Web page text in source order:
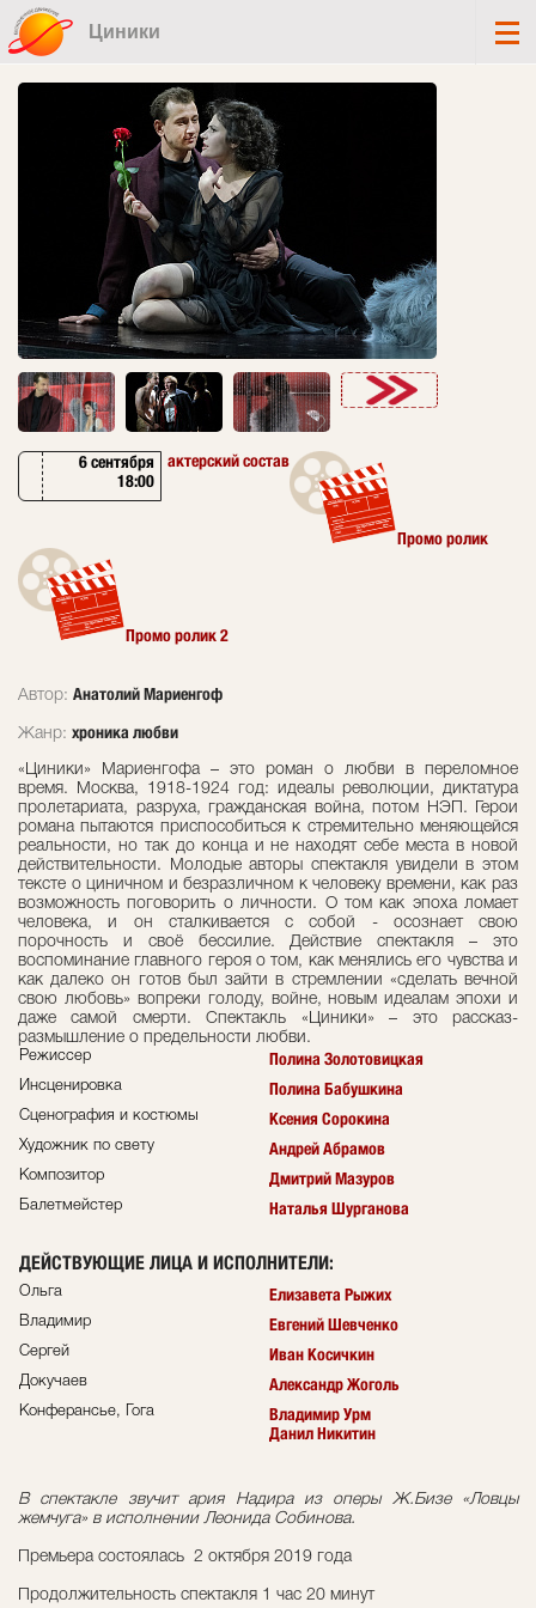
Циники
6 сентября
18:00
актерский состав
Промо ролик
Промо ролик 2
Автор: Анатолий Мариенгоф
Жанр: хроника любви
«Циники» Мариенгофа – это роман о любви в переломное
время. Москва, 1918-1924 год: идеалы революции, диктатура
пролетариата, разруха, гражданская война, потом НЭП. Герои
романа пытаются приспособиться к стремительно меняющейся
реальности, но так до конца и не находят себе места в новой
действительности. Молодые авторы спектакля увидели в этом
тексте о циничном и безразличном к человеку времени, как раз
возможность поговорить о личности. О том как эпоха ломает
человека, и он сталкивается с собой - осознает свою
порочность и своё бессилие. Действие спектакля – это
воспоминание главного героя о том, как менялись его чувства и
как далеко он готов был зайти в стремлении «сделать вечной
свою любовь» вопреки голоду, войне, новым идеалам эпохи и
даже самой смерти. Спектакль «Циники» – это рассказ-
размышление о предельности любви.
Режиссер Полина Золотовицкая
Инсценировка Полина Бабушкина
Сценография и костюмы Ксения Сорокина
Художник по свету Андрей Абрамов
Композитор Дмитрий Мазуров
Балетмейстер Наталья Шурганова
ДЕЙСТВУЮЩИЕ ЛИЦА И ИСПОЛНИТЕЛИ:
Ольга Елизавета Рыжих
Владимир Евгений Шевченко
Сергей Иван Косичкин
Докучаев Александр Жоголь
Конферансье, Гога
Владимир Урм
Данил Никитин
В спектакле звучит ария Надира из оперы Ж.Бизе «Ловцы
жемчуга» в исполнении Леонида Собинова.
Премьера состоялась 2 октября 2019 года
Продолжительность спектакля 1 час 20 минут